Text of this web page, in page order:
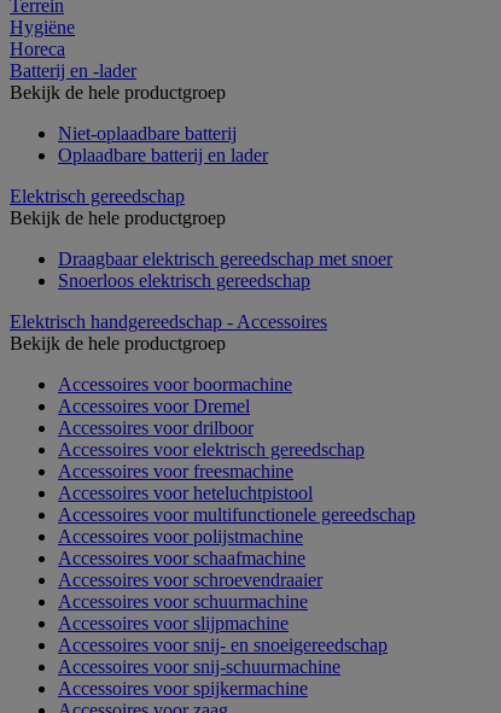
Terrein
Hygiëne
Horeca
Batterij en -lader
Bekijk de hele productgroep
Niet-oplaadbare batterij
Oplaadbare batterij en lader
Elektrisch gereedschap
Bekijk de hele productgroep
Draagbaar elektrisch gereedschap met snoer
Snoerloos elektrisch gereedschap
Elektrisch handgereedschap - Accessoires
Bekijk de hele productgroep
Accessoires voor boormachine
Accessoires voor Dremel
Accessoires voor drilboor
Accessoires voor elektrisch gereedschap
Accessoires voor freesmachine
Accessoires voor heteluchtpistool
Accessoires voor multifunctionele gereedschap
Accessoires voor polijstmachine
Accessoires voor schaafmachine
Accessoires voor schroevendraaier
Accessoires voor schuurmachine
Accessoires voor slijpmachine
Accessoires voor snij- en snoeigereedschap
Accessoires voor snij-schuurmachine
Accessoires voor spijkermachine